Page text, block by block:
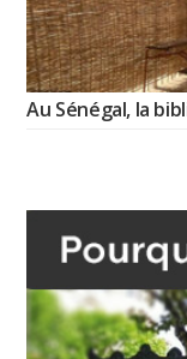
Au Sénégal, la